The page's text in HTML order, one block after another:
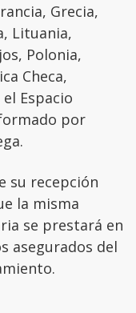
Grecia,
Lituania,
Polonia,
Checa,
Espacio
por
su recepción
la misma
se prestará en
asegurados del